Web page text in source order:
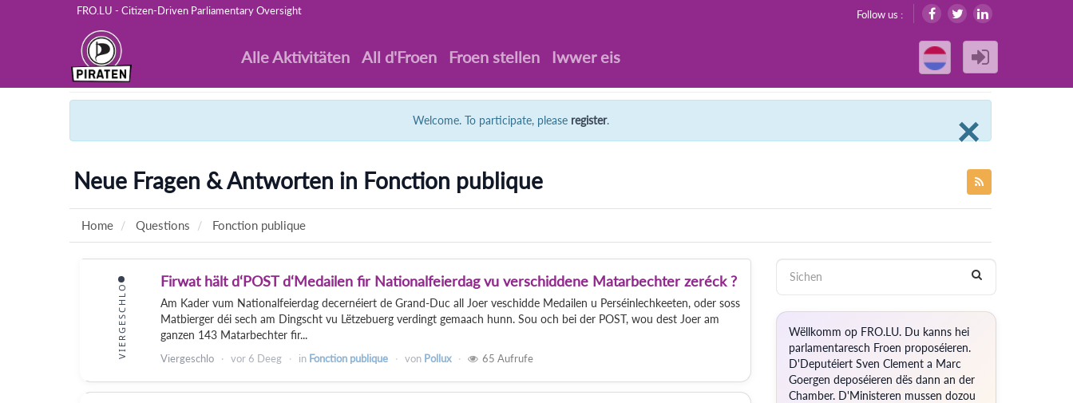
FRO.LU - Citizen-Driven Parliamentary Oversight Follow us :
Alle Aktivitäten All d'Froen Froen stellen Iwwer eis
×
Welcome. To participate, please register.
Neue Fragen & Antworten in Fonction publique
Home Questions Fonction publique
VIERGESCHLO
Firwat hält d‘POST d‘Medailen fir Nationalfeierdag vu verschiddene Matarbechter zeréck ?
Am Kader vum Nationalfeierdag decernéiert de Grand-Duc all Joer veschidde Medailen u Perséinlechkeeten, oder soss
Matbierger déi sech am Dingscht vu Lëtzebuerg verdingt gemaach hunn. Sou och bei der POST, wou dest Joer am
ganzen 143 Matarbechter fir...
Viergeschlo vor 6 Deeg in Fonction publique von Pollux 65 Aufrufe
Wëllkomm op FRO.LU. Du kanns hei
parlamentaresch Froen proposéieren.
D'Deputéiert Sven Clement a Marc
Goergen deposéieren dës dann an der
Chamber. D'Ministeren mussen dozou